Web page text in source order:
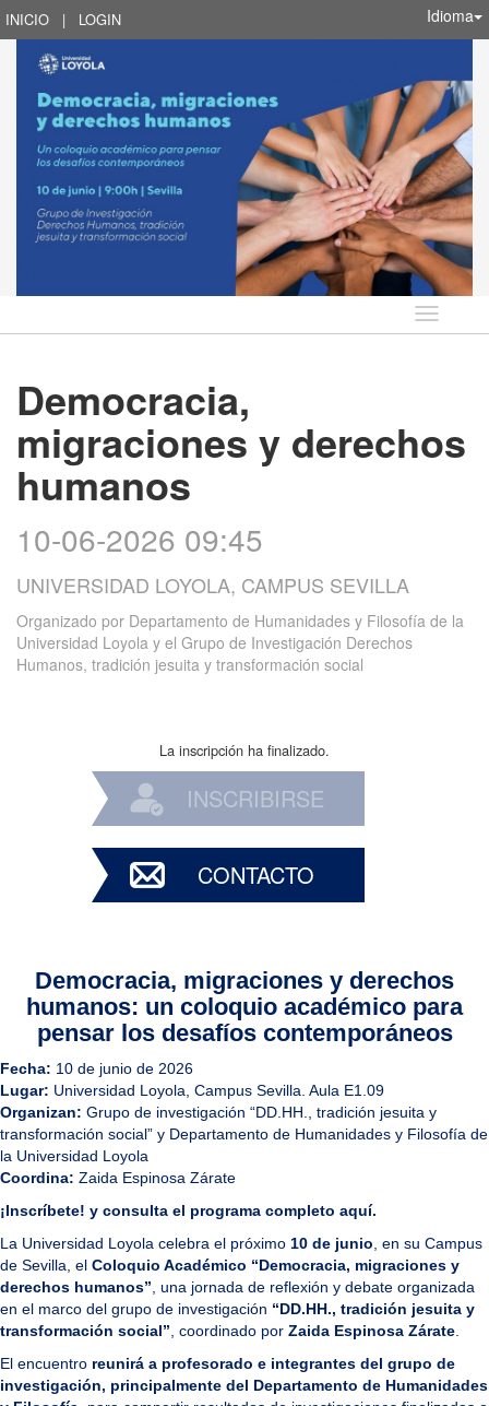
INICIO | LOGIN Idioma
Idioma
Democracia,
migraciones y derechos
humanos
10-06-2026 09:45
UNIVERSIDAD LOYOLA, CAMPUS SEVILLA
Organizado por Departamento de Humanidades y Filosofía de la
Universidad Loyola y el Grupo de Investigación Derechos
Humanos, tradición jesuita y transformación social
La inscripción ha finalizado.
INSCRIBIRSE
CONTACTO
Democracia, migraciones y derechos
humanos: un coloquio académico para
pensar los desafíos contemporáneos
Fecha: 10 de junio de 2026
Lugar: Universidad Loyola, Campus Sevilla. Aula E1.09
Organizan: Grupo de investigación “DD.HH., tradición jesuita y
transformación social” y Departamento de Humanidades y Filosofía de
la Universidad Loyola
Coordina: Zaida Espinosa Zárate
¡Inscríbete! y consulta el programa completo aquí.
La Universidad Loyola celebra el próximo 10 de junio , en su Campus
de Sevilla, el Coloquio Académico “Democracia, migraciones y
derechos humanos” , una jornada de reflexión y debate organizada
en el marco del grupo de investigación “DD.HH., tradición jesuita y
transformación social” , coordinado por Zaida Espinosa Zárate
El encuentro reunirá a profesorado e integrantes del grupo de
investigación, principalmente del Departamento de Humanidades